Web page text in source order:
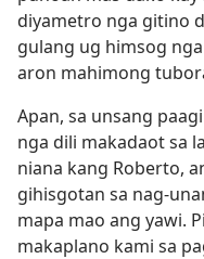
diyametro nga gitino
gulang ug himsog
aron mahimong
Apan, sa unsang
nga dili makadaot sa
niana kang Roberto,
gihisgotan sa nag-
mapa mao ang yawi.
makaplano kami sa